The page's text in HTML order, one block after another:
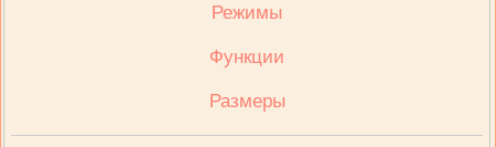
Режимы
Функции
Размеры